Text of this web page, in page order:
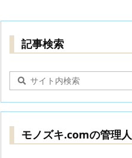
記事検索
モノズキ.comの管理人